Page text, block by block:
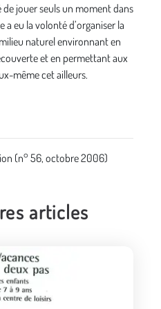
de jouer seuls un moment dans
a eu la volonté d’organiser la
naturel environnant en
et en permettant aux
même cet ailleurs.
(n° 56, octobre 2006)
articles